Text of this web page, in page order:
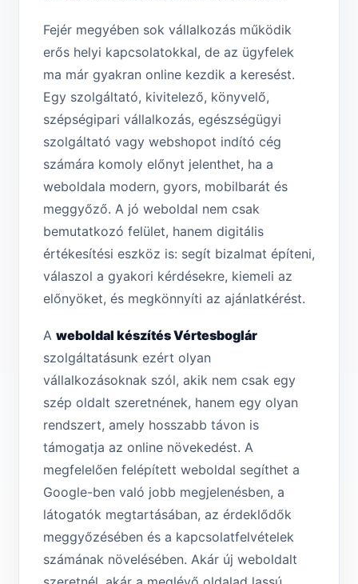
Fejér megyében sok vállalkozás működik
erős helyi kapcsolatokkal, de az ügyfelek
ma már gyakran online kezdik a keresést.
Egy szolgáltató, kivitelező, könyvelő,
szépségipari vállalkozás, egészségügyi
szolgáltató vagy webshopot indító cég
számára komoly előnyt jelenthet, ha a
weboldala modern, gyors, mobilbarát és
meggyőző. A jó weboldal nem csak
bemutatkozó felület, hanem digitális
értékesítési eszköz is: segít bizalmat építeni,
válaszol a gyakori kérdésekre, kiemeli az
előnyöket, és megkönnyíti az ajánlatkérést.
A weboldal készítés Vértesboglár
szolgáltatásunk ezért olyan
vállalkozásoknak szól, akik nem csak egy
szép oldalt szeretnének, hanem egy olyan
rendszert, amely hosszabb távon is
támogatja az online növekedést. A
megfelelően felépített weboldal segíthet a
Google-ben való jobb megjelenésben, a
látogatók megtartásában, az érdeklődők
meggyőzésében és a kapcsolatfelvételek
számának növelésében. Akár új weboldalt